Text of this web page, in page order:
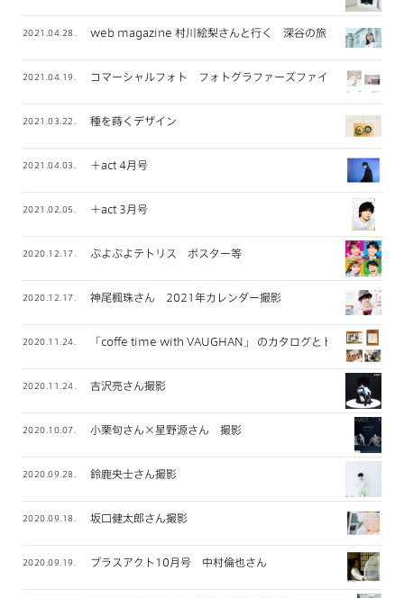
2021.04.28. web magazine 村川絵梨さんと行く 深谷の旅
2021.04.19. コマーシャルフォト フォトグラファーズファイル 2021年
2021.03.22. 種を蒔くデザイン
2021.04.03. ＋act 4月号
2021.02.05. ＋act 3月号
2020.12.17. ぷよぷよテトリス ポスター等
2020.12.17. 神尾楓珠さん 2021年カレンダー撮影
2020.11.24. 「coffe time with VAUGHAN」 のカタログとトートバッグ
2020.11.24. 吉沢亮さん撮影
2020.10.07. 小栗旬さん×星野源さん 撮影
2020.09.28. 鈴鹿央士さん撮影
2020.09.18. 坂口健太郎さん撮影
2020.09.19. プラスアクト10月号 中村倫也さん